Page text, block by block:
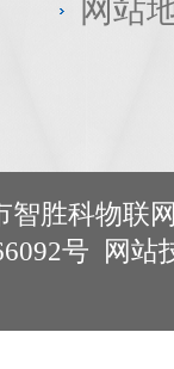
网站
智胜科物联
号 网站